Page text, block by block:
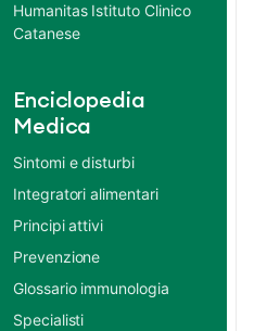
Humanitas Istituto Clinico
Catanese
Enciclopedia
Medica
Sintomi e disturbi
Integratori alimentari
Principi attivi
Prevenzione
Glossario immunologia
Specialisti